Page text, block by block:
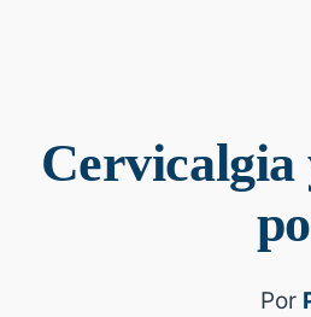
Cervicalgia
Por